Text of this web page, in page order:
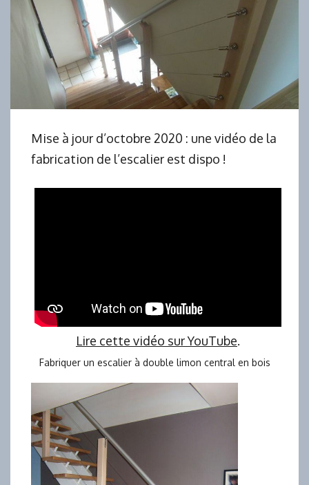
Mise à jour d’octobre 2020 : une vidéo de la
fabrication de l’escalier est dispo !
Lire cette vidéo sur YouTube.
Fabriquer un escalier à double limon central en bois